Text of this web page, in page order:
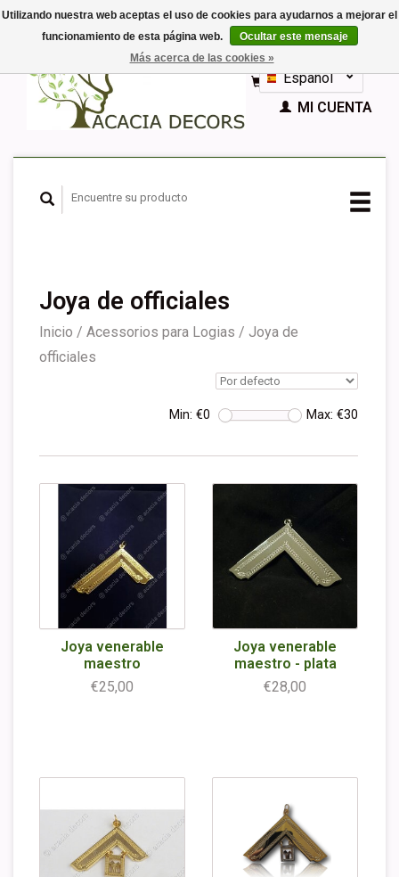
EUR
GBPEspañol
Nederlands
Français
CESTA (€0,00)
MI CUENTA
Joya de officiales
Inicio / Acessorios para Logias / Joya de
officiales
Min: €0 Max: €30
Joya venerable
maestro
€25,00
Joya venerable
maestro - plata
€28,00
Utilizando nuestra web aceptas el uso de cookies para ayudarnos a mejorar el
funcionamiento de esta página web.
Ocultar este mensaje
Más acerca de las cookies »